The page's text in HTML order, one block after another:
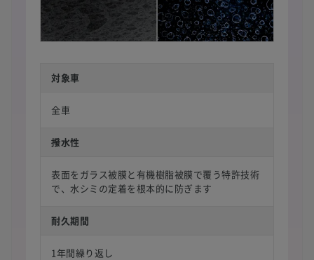
対象車
全車
撥水性
表面をガラス被膜と有機樹脂被膜で覆う特許技術
で、水シミの定着を根本的に防ぎます
耐久期間
1年間繰り返し